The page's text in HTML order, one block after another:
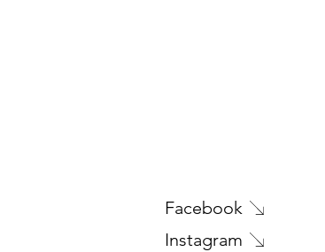
Facebook
Instagram